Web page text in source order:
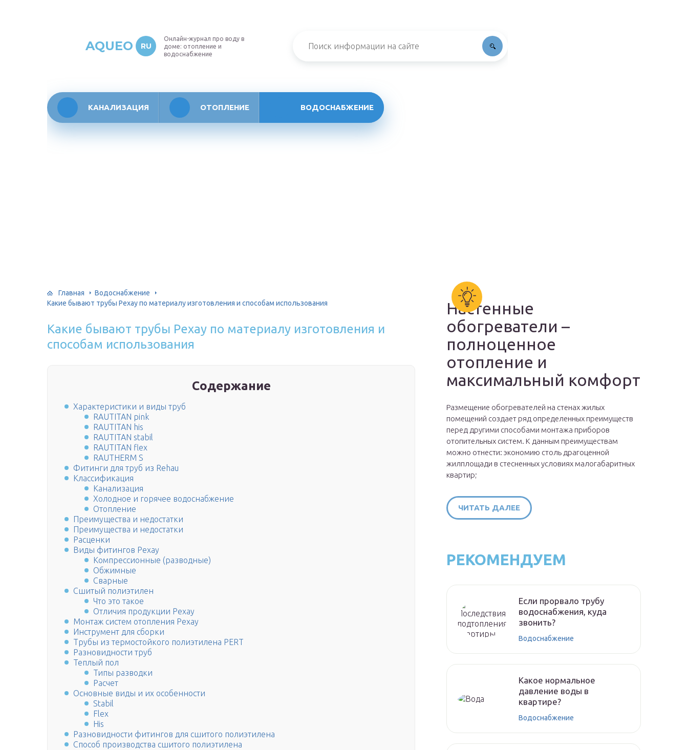
AQUEO RU
Онлайн-журнал про воду в
доме: отопление и
водоснабжение
КАНАЛИЗАЦИЯ ОТОПЛЕНИЕ ВОДОСНАБЖЕНИЕ
Главная
Водоснабжение
Какие бывают трубы Рехау по материалу изготовления и способам использования
Какие бывают трубы Рехау по материалу изготовления и
способам использования
Содержание
Характеристики и виды труб
RAUTITAN pink
RAUTITAN his
RAUTITAN stabil
RAUTITAN flex
RAUTHERM S
Фитинги для труб из Rehau
Классификация
Канализация
Холодное и горячее водоснабжение
Отопление
Преимущества и недостатки
Преимущества и недостатки
Расценки
Виды фитингов Рехау
Компрессионные (разводные)
Обжимные
Сварные
Сшитый полиэтилен
Что это такое
Отличия продукции Рехау
Монтаж систем отопления Рехау
Инструмент для сборки
Трубы из термостойкого полиэтилена PERT
Разновидности труб
Теплый пол
Типы разводки
Расчет
Основные виды и их особенности
Stabil
Flex
His
Разновидности фитингов для сшитого полиэтилена
Способ производства сшитого полиэтилена
Настенные
обогреватели –
полноценное
отопление и
максимальный комфорт
Размещение обогревателей на стенах жилых
помещений создает ряд определенных преимуществ
перед другими способами монтажа приборов
отопительных систем. К данным преимуществам
можно отнести: экономию столь драгоценной
жилплощади в стесненных условиях малогабаритных
квартир;
ЧИТАТЬ ДАЛЕЕ
РЕКОМЕНДУЕМ
Если прорвало трубу
водоснабжения, куда
звонить?
Водоснабжение
Какое нормальное
давление воды в
квартире?
Водоснабжение